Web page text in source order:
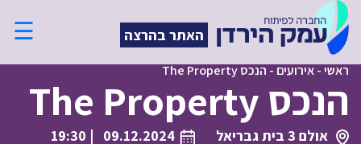
האתר בהרצה ☰
ראשי-אירועים - הנכס The Property
הנכס The Property
אולם 3 בית גבריאל 09.12.2024
| 19:30